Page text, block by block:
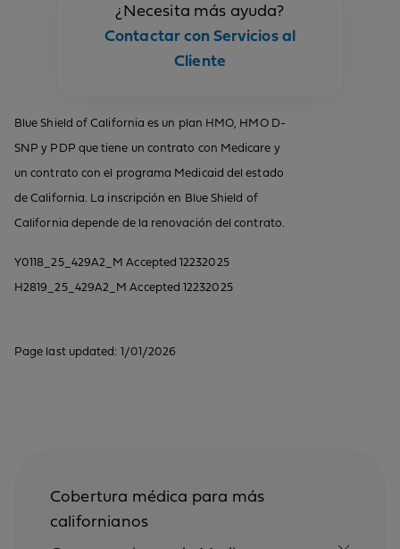
¿Necesita más ayuda?
Contactar con Servicios al
Cliente
Blue Shield of California es un plan HMO, HMO D-
SNP y PDP que tiene un contrato con Medicare y
un contrato con el programa Medicaid del estado
de California. La inscripción en Blue Shield of
California depende de la renovación del contrato.
Y0118_25_429A2_M Accepted 12232025
H2819_25_429A2_M Accepted 12232025
Page last updated: 1/01/2026
Cobertura médica para más
californianos